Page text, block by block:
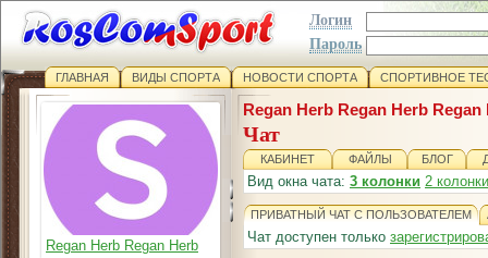
Логин
Пароль
ГЛАВНАЯ ВИДЫ СПОРТА НОВОСТИ СПОРТА СПОРТИВНОЕ
Regan Herb Regan Herb
Regan Herb Regan Herb Regan
Чат
КАБИНЕТ ФАЙЛЫ БЛОГ
Вид окна чата: 3 колонки 2 колонки
ПРИВАТНЫЙ ЧАТ С ПОЛЬЗОВАТЕЛЕМ
Чат доступен только